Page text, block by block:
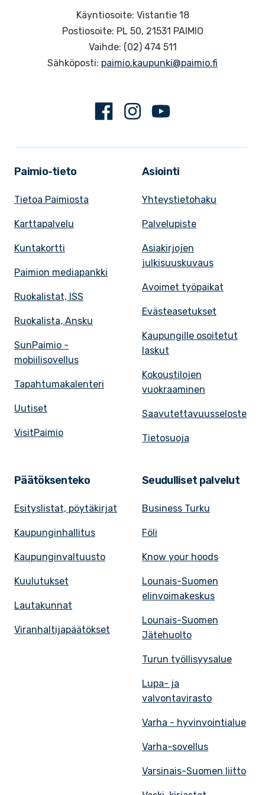
Käyntiosoite: Vistantie 18
Postiosoite: PL 50, 21531 PAIMIO
Vaihde: (02) 474 511
Sähköposti: paimio.kaupunki@paimio.fi
FacebookInstagram
Paimio-tieto
Tietoa Paimiosta
Karttapalvelu
Kuntakortti
Paimion mediapankki
Ruokalistat, ISS
Ruokalista, Ansku
SunPaimio -
mobiilisovellus
Tapahtumakalenteri
Uutiset
VisitPaimio
Asiointi
Yhteystietohaku
Palvelupiste
Asiakirjojen
julkisuuskuvaus
Avoimet työpaikat
Evästeasetukset
Kaupungille osoitetut
laskut
Kokoustilojen
vuokraaminen
Saavutettavuusseloste
Tietosuoja
Päätöksenteko
Esityslistat, pöytäkirjat
Kaupunginhallitus
Kaupunginvaltuusto
Kuulutukset
Lautakunnat
Viranhaltijapäätökset
Seudulliset palvelut
Business Turku
Föli
Know your hoods
Lounais-Suomen
elinvoimakeskus
Lounais-Suomen
Jätehuolto
Turun työllisyysalue
Lupa- ja
valvontavirasto
Varha - hyvinvointialue
Varha-sovellus
Varsinais-Suomen liitto